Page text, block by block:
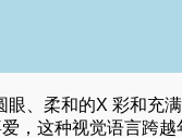
眼、柔和的X 彩和充
爱，这种视觉语言跨